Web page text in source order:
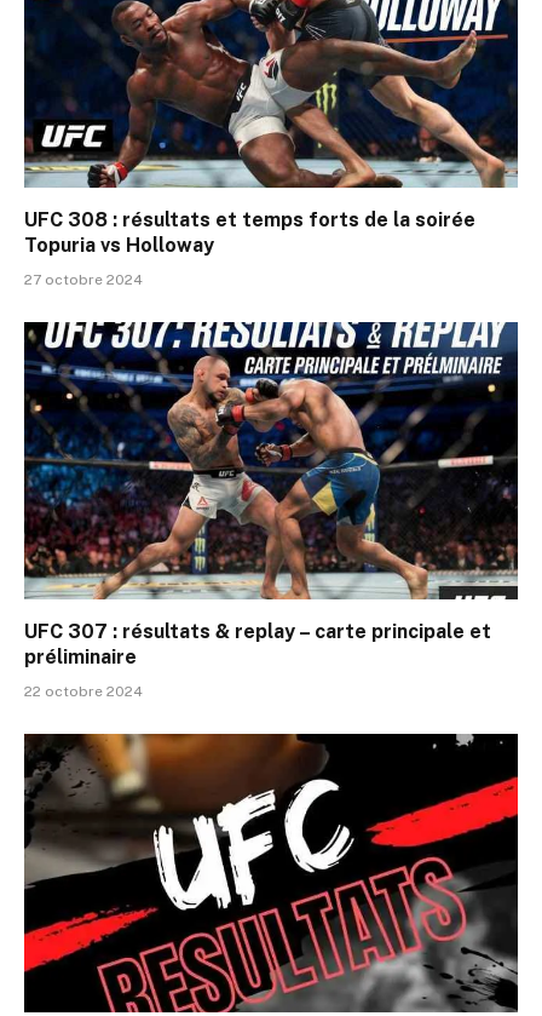
UFC 308 : résultats et temps forts de la soirée
Topuria vs Holloway
27 octobre 2024
UFC 307 : résultats & replay – carte principale et
préliminaire
22 octobre 2024